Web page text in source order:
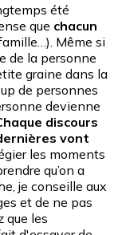
été
que chacun
Même si
de la personne
graine dans la
de personnes
devienne
discours
vont
les moments
qu’on a
je conseille aux
et de ne pas
que les